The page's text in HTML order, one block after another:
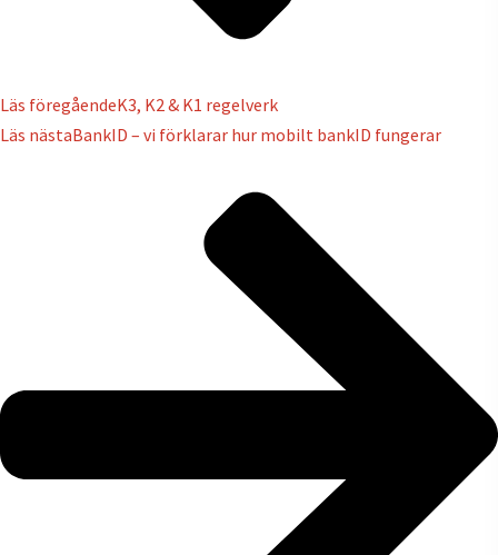
Läs föregåendeK3, K2 & K1 regelverk
Läs nästaBankID – vi förklarar hur mobilt bankID fungerar